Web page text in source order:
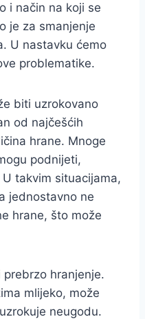
i način na koji se
je za smanjenje
U nastavku ćemo
problematike.
biti uzrokovano
od najčešćih
hrane. Mnoge
podnijeti,
takvim situacijama,
jednostavno ne
hrane, što može
hranjenje.
mlijeko, može
neugodu.